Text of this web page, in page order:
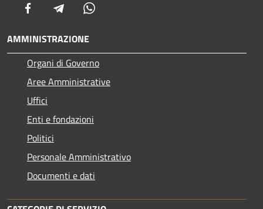
Facebook Telegram
AMMINISTRAZIONE
Organi di Governo
Aree Amministrative
Uffici
Enti e fondazioni
Politici
Personale Amministrativo
Documenti e dati